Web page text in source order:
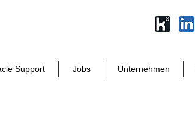
Support Jobs Unternehmen